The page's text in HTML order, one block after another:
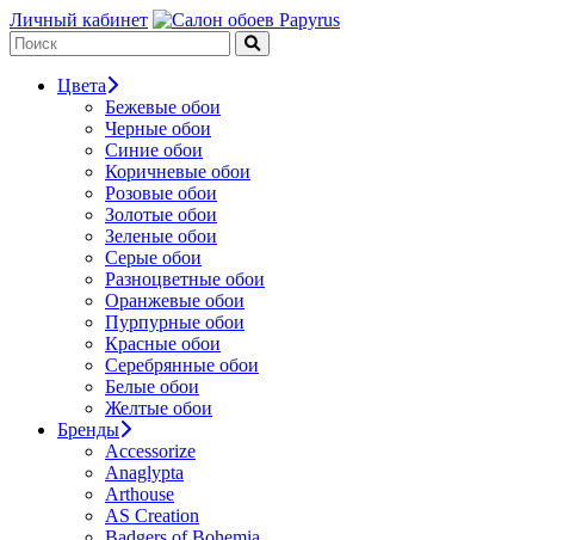
Личный кабинет
Цвета
Бежевые обои
Черные обои
Синие обои
Коричневые обои
Розовые обои
Золотые обои
Зеленые обои
Серые обои
Разноцветные обои
Оранжевые обои
Пурпурные обои
Красные обои
Серебрянные обои
Белые обои
Желтые обои
Бренды
Accessorize
Anaglypta
Arthouse
AS Creation